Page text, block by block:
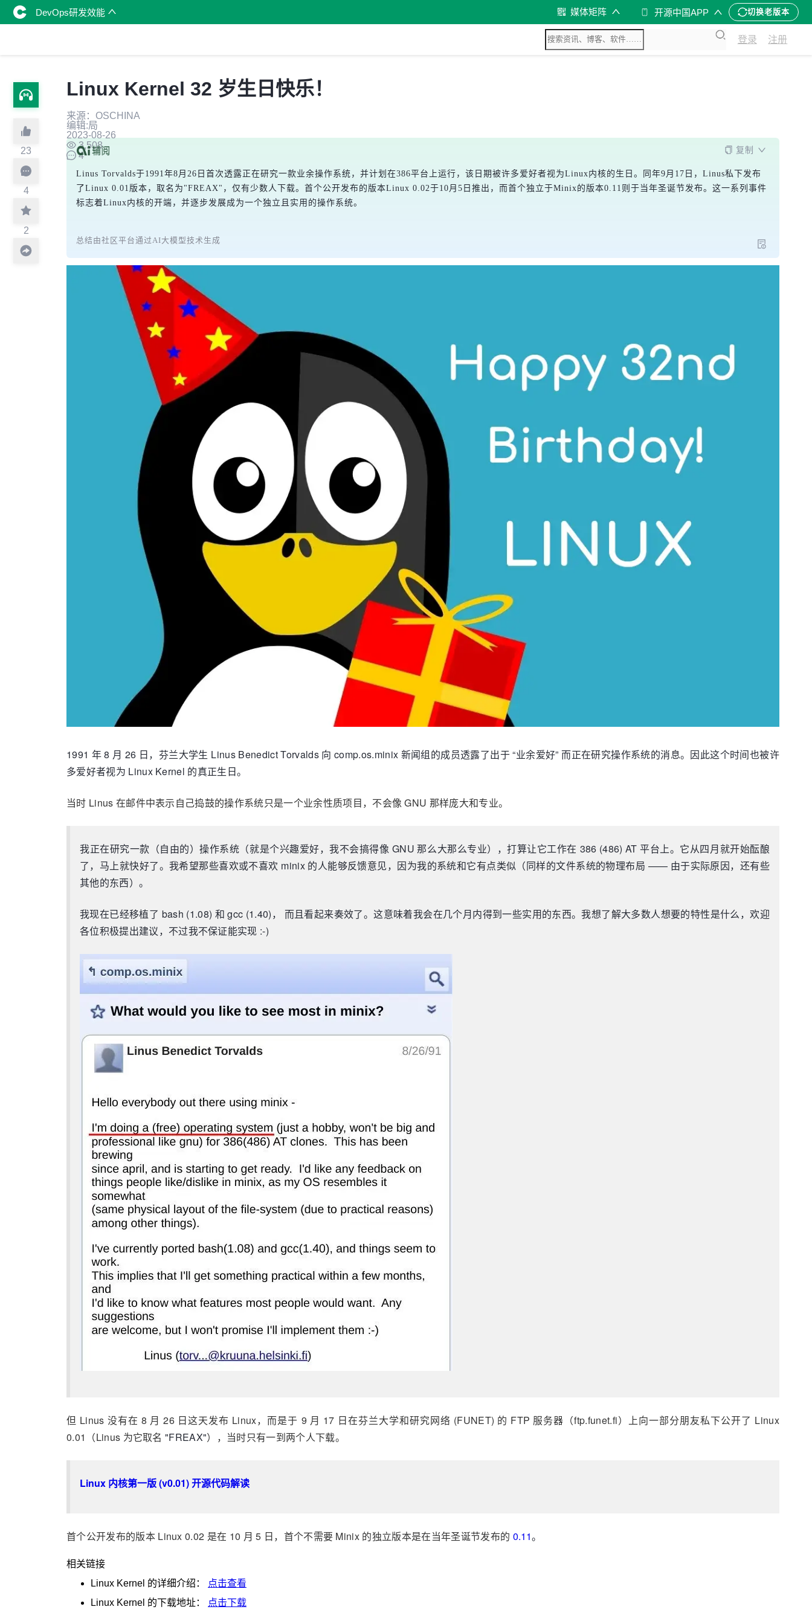
DevOps研发效能 媒体矩阵 开源中国APP 切换老版本
登录 注册
23
4
2
Linux Kernel 32 岁生日快乐！
来源：OSCHINA
编辑:局
2023-08-26
3,508
4
复制
Linus Torvalds于1991年8月26日首次透露正在研究一款业余操作系统，并计划在386平台上运行，该日期被许多爱好者视为Linux内核的生日。同年9月17日，Linus私下发布
了Linux 0.01版本，取名为"FREAX"，仅有少数人下载。首个公开发布的版本Linux 0.02于10月5日推出，而首个独立于Minix的版本0.11则于当年圣诞节发布。这一系列事件
标志着Linux内核的开端，并逐步发展成为一个独立且实用的操作系统。
总结由社区平台通过AI大模型技术生成
1991 年 8 月 26 日，芬兰大学生 Linus Benedict Torvalds 向 comp.os.minix 新闻组的成员透露了出于 “业余爱好” 而正在研究操作系统的消息。因此这个时间也被许
多爱好者视为 Linux Kernel 的真正生日。
当时 Linus 在邮件中表示自己捣鼓的操作系统只是一个业余性质项目，不会像 GNU 那样庞大和专业。
我正在研究一款（自由的）操作系统（就是个兴趣爱好，我不会搞得像 GNU 那么大那么专业），打算让它工作在 386 (486) AT 平台上。它从四月就开始酝酿
了，马上就快好了。我希望那些喜欢或不喜欢 minix 的人能够反馈意见，因为我的系统和它有点类似（同样的文件系统的物理布局 —— 由于实际原因，还有些
其他的东西）。
我现在已经移植了 bash (1.08) 和 gcc (1.40)， 而且看起来奏效了。这意味着我会在几个月内得到一些实用的东西。我想了解大多数人想要的特性是什么，欢迎
各位积极提出建议，不过我不保证能实现 :-)
但 Linus 没有在 8 月 26 日这天发布 Linux，而是于 9 月 17 日在芬兰大学和研究网络 (FUNET) 的 FTP 服务器（ftp.funet.fi）上向一部分朋友私下公开了 Linux
0.01（Linus 为它取名 "FREAX"），当时只有一到两个人下载。
Linux 内核第一版 (v0.01) 开源代码解读
首个公开发布的版本 Linux 0.02 是在 10 月 5 日，首个不需要 Minix 的独立版本是在当年圣诞节发布的 0.11。
相关链接
Linux Kernel 的详细介绍：
点击查看
Linux Kernel 的下载地址： 点击下载